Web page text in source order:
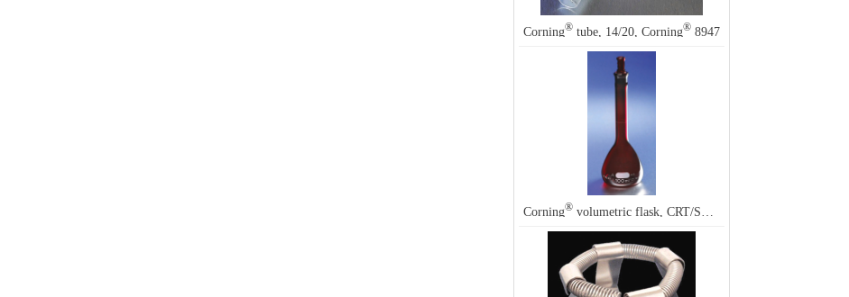
Corning® tube, 14/20, Corning® 8947
Corning® volumetric flask, CRT/SR, 10 mL, Corning